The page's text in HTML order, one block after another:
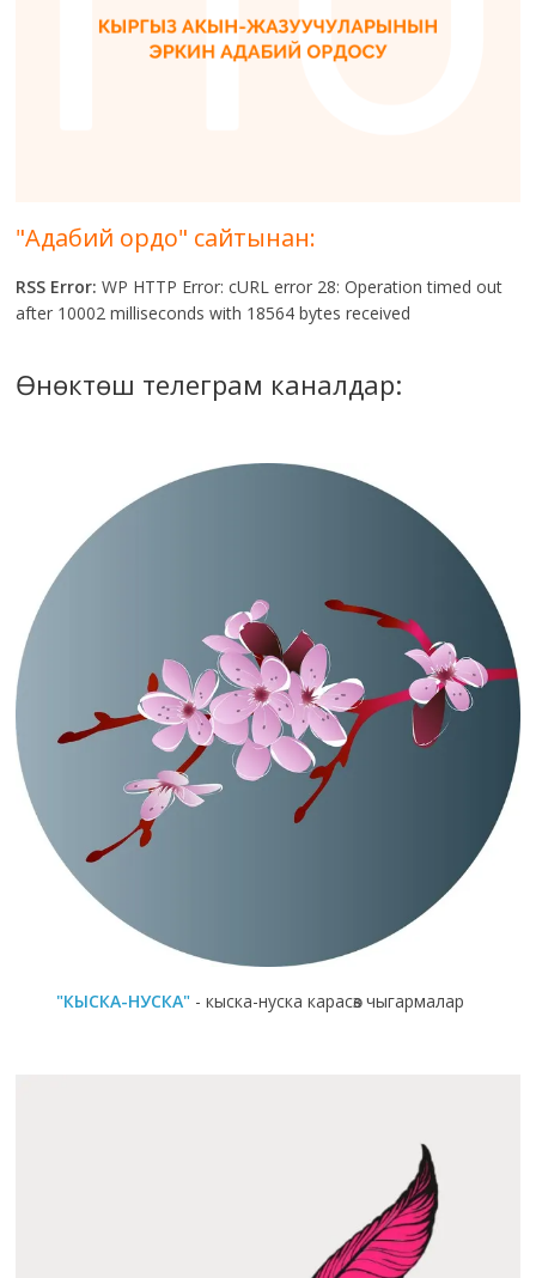
"Адабий ордо" сайтынан:
RSS Error: WP HTTP Error: cURL error 28: Operation timed out
after 10002 milliseconds with 18564 bytes received
Өнөктөш телеграм каналдар:
"КЫСКА-НУСКА" - кыска-нуска карасөз чыгармалар